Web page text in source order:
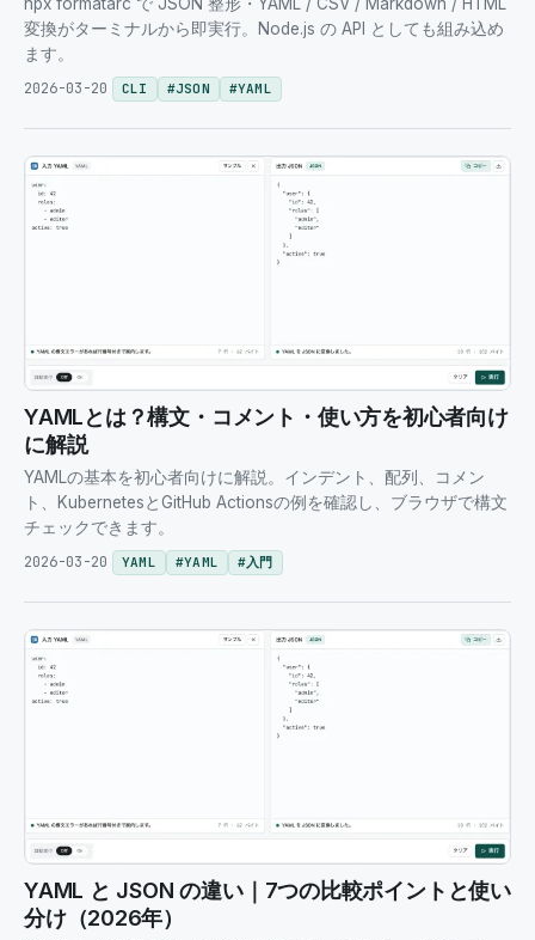
変換がターミナルから即実行。Node.js の API としても組み込め
ます。
2026-03-20
CLI #JSON #YAML
YAMLとは？構文・コメント・使い方を初心者向け
に解説
YAMLの基本を初心者向けに解説。インデント、配列、コメン
ト、KubernetesとGitHub Actionsの例を確認し、ブラウザで構文
チェックできます。
2026-03-20
YAML #YAML #入門
YAML と JSON の違い｜7つの比較ポイントと使い
分け（2026年）